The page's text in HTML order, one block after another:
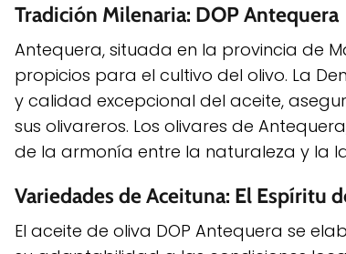
Tradición Milenaria: DOP Antequera
Antequera, situada en la provincia de
propicios para el cultivo del olivo. La
y calidad excepcional del aceite,
sus olivareros. Los olivares de
de la armonía entre la naturaleza y la
Variedades de Aceituna: El Espíritu
El aceite de oliva DOP Antequera se